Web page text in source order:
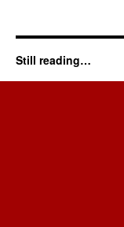
Still reading…